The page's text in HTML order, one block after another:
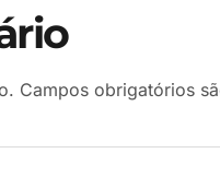
Campos obrigatórios